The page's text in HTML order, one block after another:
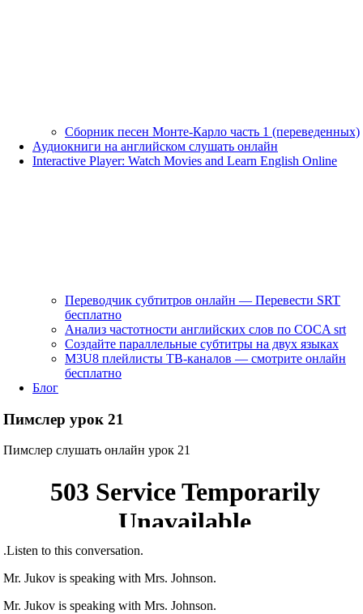
Сборник песен Монте-Карло часть 1 (переведенных)
Аудиокниги на английском слушать онлайн
Interactive Player: Watch Movies and Learn English Online
Переводчик субтитров онлайн — Перевести SRT
бесплатно
Анализ частотности английских слов по COCA srt
Создайте параллельные субтитры на двух языках
M3U8 плейлисты ТВ‑каналов — смотрите онлайн
бесплатно
Блог
Пимслер урок 21
Пимслер слушать онлайн урок 21
.Listen to this conversation.
Mr. Jukov is speaking with Mrs. Johnson.
Mr. Jukov is speaking with Mrs. Johnson.